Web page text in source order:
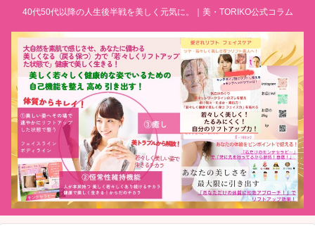
40代50代以降の人生後半戦を美しく元気に。｜美・TORIKO公式コラム